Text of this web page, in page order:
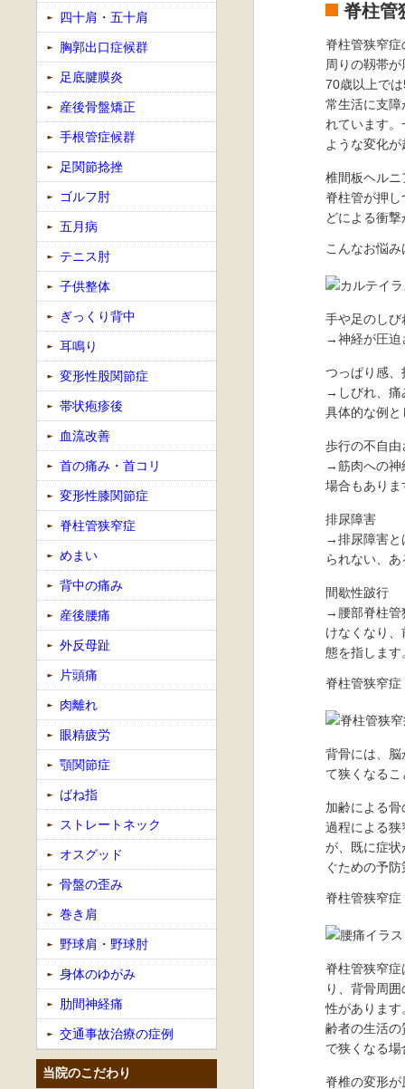
脊柱管
脊柱管狭窄
周りの靱帯
70歳以上で
常生活に支
れています
ような変化
椎間板ヘル
脊柱管が押
どによる衝
こんなお悩
手や足のしび
→神経が圧迫
つっぱり感
→しびれ、痛
具体的な例
歩行の不自由
→筋肉への神
場合もありま
排尿障害
→排尿障害と
られない、
間歇性跛行
→腰部脊柱管
けなくなり
態を指します
脊柱管狭窄
背骨には、
て狭くなる
加齢による
過程による
が、既に症
ぐための予
脊柱管狭窄
脊柱管狭窄
り、背骨周
性がありま
齢者の生活
で狭くなる
脊椎の変形
四十肩・五十肩
胸郭出口症候群
足底腱膜炎
産後骨盤矯正
手根管症候群
足関節捻挫
ゴルフ肘
五月病
テニス肘
子供整体
ぎっくり背中
耳鳴り
変形性股関節症
帯状疱疹後
血流改善
首の痛み・首コリ
変形性膝関節症
脊柱管狭窄症
めまい
背中の痛み
産後腰痛
外反母趾
片頭痛
肉離れ
眼精疲労
顎関節症
ばね指
ストレートネック
オスグッド
骨盤の歪み
巻き肩
野球肩・野球肘
身体のゆがみ
肋間神経痛
交通事故治療の症例
当院のこだわり